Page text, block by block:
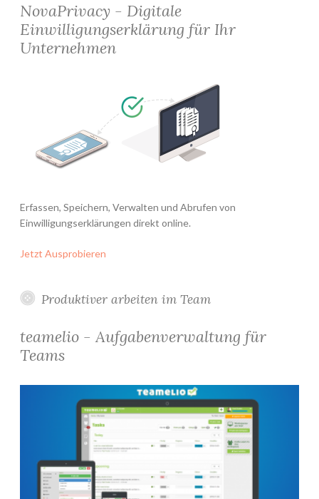
NovaPrivacy - Digitale
Einwilligungserklärung für Ihr
Unternehmen
Erfassen, Speichern, Verwalten und Abrufen von
Einwilligungserklärungen direkt online.
Jetzt Ausprobieren
Produktiver arbeiten im Team
teamelio - Aufgabenverwaltung für
Teams